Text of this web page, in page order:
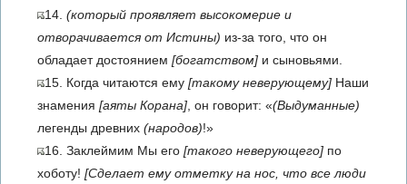
14. (который проявляет высокомерие и
отворачивается от Истины) из-за того, что он
обладает достоянием [богатством] и сыновьями.
15. Когда читаются ему [такому неверующему] Наши
знамения [аяты Корана] , он говорит: «(Выдуманные)
легенды древних (народов)!»
16. Заклеймим Мы его [такого неверующего] по
хоботу! [Сделает ему отметку на нос, что все люди